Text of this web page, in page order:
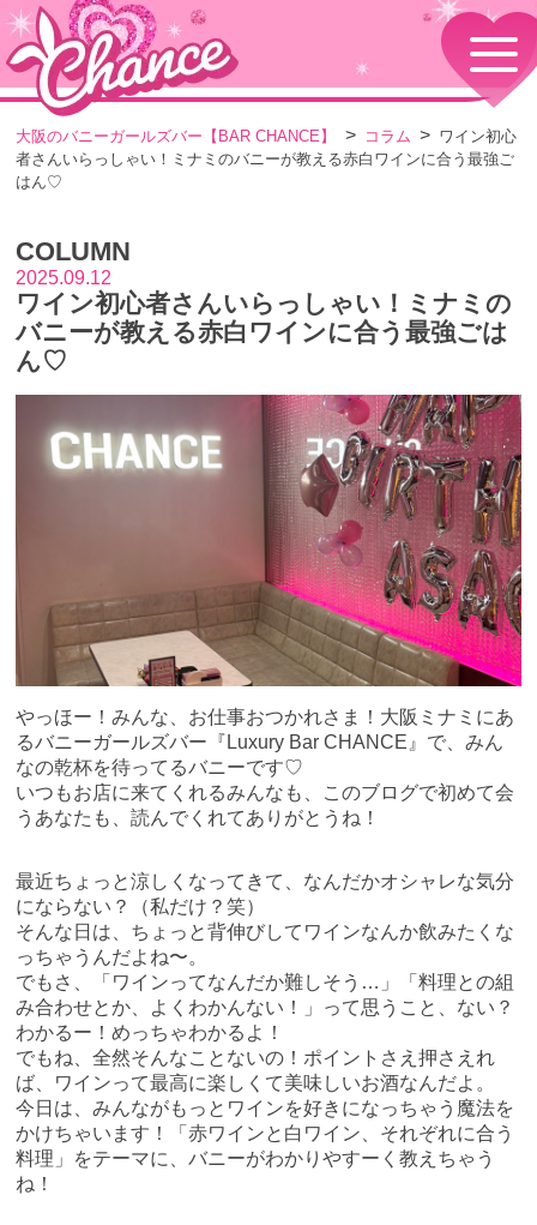
HOME
TOPページ
コンセプト
GIRLS
メニュー・料金
EVENTS
SHOP
店舗情報・よくある質問
VISITORS TO JAPAN
外国人観光客向け
RECRUIT
大阪のバニーガールズバー【BAR CHANCE】 コラム
ワイン初心
者さんいらっしゃい！ミナミのバニーが教える赤白ワインに合う最強ご
はん♡
COLUMN
2025.09.12
ワイン初心者さんいらっしゃい！ミナミの
バニーが教える赤白ワインに合う最強ごは
ん♡
やっほー！みんな、お仕事おつかれさま！大阪ミナミにあ
るバニーガールズバー『Luxury Bar CHANCE』で、みん
なの乾杯を待ってるバニーです♡
いつもお店に来てくれるみんなも、このブログで初めて会
うあなたも、読んでくれてありがとうね！
最近ちょっと涼しくなってきて、なんだかオシャレな気分
にならない？（私だけ？笑）
そんな日は、ちょっと背伸びしてワインなんか飲みたくな
っちゃうんだよね〜。
でもさ、「ワインってなんだか難しそう…」「料理との組
み合わせとか、よくわかんない！」って思うこと、ない？
わかるー！めっちゃわかるよ！
でもね、全然そんなことないの！ポイントさえ押さえれ
ば、ワインって最高に楽しくて美味しいお酒なんだよ。
今日は、みんながもっとワインを好きになっちゃう魔法を
かけちゃいます！「赤ワインと白ワイン、それぞれに合う
料理」をテーマに、バニーがわかりやすーく教えちゃう
ね！